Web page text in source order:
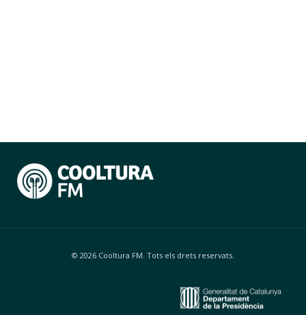
© 2026 Cooltura FM. Tots els drets reservats.